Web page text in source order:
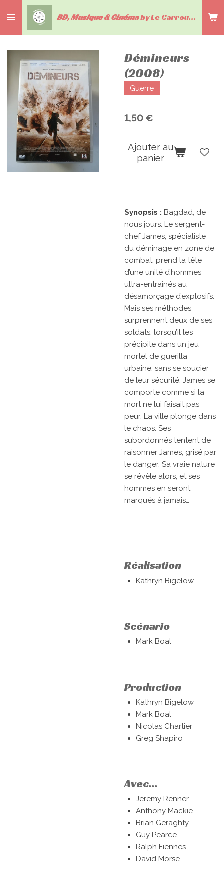
au
contenu
BD, Musique & Cinémaby Le Carrousel du livre
Démineurs
(2008)
Guerre
1,50 €
Ajouter au
panier
Synopsis : Bagdad, de
nous jours. Le sergent-
chef James, spécialiste
du déminage en zone de
combat, prend la tête
d’une unité d’hommes
ultra-entraînés au
désamorçage d’explosifs.
Mais ses méthodes
surprennent deux de ses
soldats, lorsqu’il les
précipite dans un jeu
mortel de guerilla
urbaine, sans se soucier
de leur sécurité. James se
comporte comme si la
mort ne lui faisait pas
peur. La ville plonge dans
le chaos. Ses
subordonnés tentent de
raisonner James, grisé par
le danger. Sa vraie nature
se révèle alors, et ses
hommes en seront
marqués à jamais…
Réalisation
Kathryn Bigelow
Scénario
Mark Boal
Production
Kathryn Bigelow
Mark Boal
Nicolas Chartier
Greg Shapiro
Avec...
Jeremy Renner
Anthony Mackie
Brian Geraghty
Guy Pearce
Ralph Fiennes
David Morse